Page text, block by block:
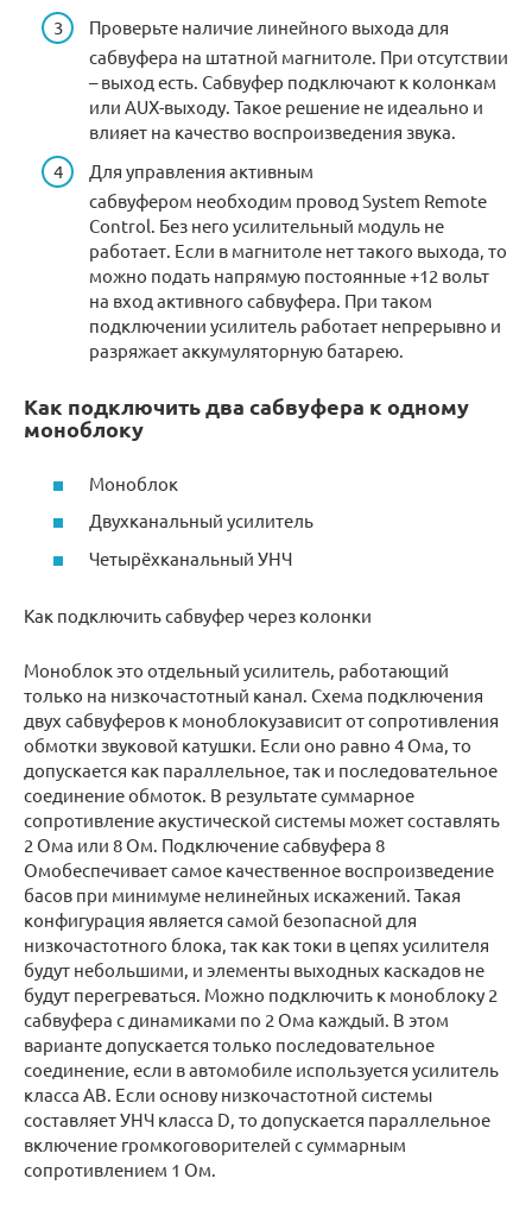
Проверьте наличие линейного выхода для
сабвуфера на штатной магнитоле. При отсутствии
– выход есть. Сабвуфер подключают к колонкам
или AUX-выходу. Такое решение не идеально и
влияет на качество воспроизведения звука.
Для управления активным
сабвуфером необходим провод System Remote
Control. Без него усилительный модуль не
работает. Если в магнитоле нет такого выхода, то
можно подать напрямую постоянные +12 вольт
на вход активного сабвуфера. При таком
подключении усилитель работает непрерывно и
разряжает аккумуляторную батарею.
Как подключить два сабвуфера к одному
моноблоку
Моноблок
Двухканальный усилитель
Четырёхканальный УНЧ
Как подключить сабвуфер через колонки
Моноблок это отдельный усилитель, работающий
только на низкочастотный канал. Схема подключения
двух сабвуферов к моноблокузависит от сопротивления
обмотки звуковой катушки. Если оно равно 4 Ома, то
допускается как параллельное, так и последовательное
соединение обмоток. В результате суммарное
сопротивление акустической системы может составлять
2 Ома или 8 Ом. Подключение сабвуфера 8
Омобеспечивает самое качественное воспроизведение
басов при минимуме нелинейных искажений. Такая
конфигурация является самой безопасной для
низкочастотного блока, так как токи в цепях усилителя
будут небольшими, и элементы выходных каскадов не
будут перегреваться. Можно подключить к моноблоку 2
сабвуфера с динамиками по 2 Ома каждый. В этом
варианте допускается только последовательное
соединение, если в автомобиле используется усилитель
класса АВ. Если основу низкочастотной системы
составляет УНЧ класса D, то допускается параллельное
включение громкоговорителей с суммарным
сопротивлением 1 Ом.